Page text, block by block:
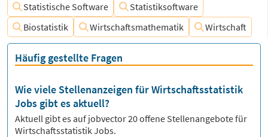
Statistische Software
Statistiksoftware
Biostatistik
Wirtschaftsmathematik Wirtschaft
Häufig gestellte Fragen
Wie viele Stellenanzeigen für Wirtschaftsstatistik
Jobs gibt es aktuell?
Aktuell gibt es auf jobvector20offene Stellenangebote für
Wirtschaftsstatistik Jobs.